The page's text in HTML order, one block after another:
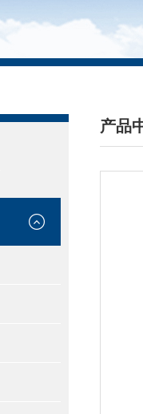
产品
/